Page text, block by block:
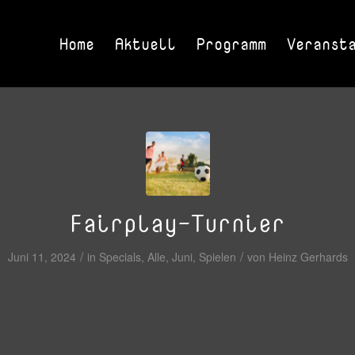
Home Aktuell Programm
Fairplay-Turnier
Juni 11, 2024 / in Specials, Alle, Juni, Spielen / von Heinz Gerhards